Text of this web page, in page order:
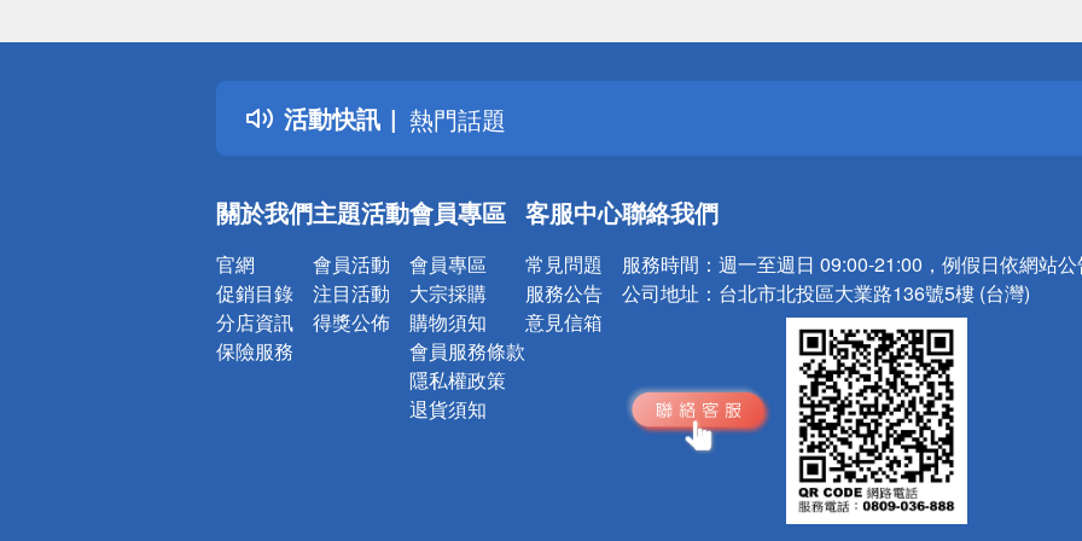
活動快訊
詐騙網頁！請小心！
得獎公告
熱門話題
銀行優惠
詐騙網頁！請小心！
關於我們
官網
促銷目錄
分店資訊
保險服務
主題活動
會員活動
注目活動
得獎公佈
會員專區
會員專區
大宗採購
購物須知
會員服務條款
隱私權政策
退貨須知
客服中心
常見問題
服務公告
意見信箱
聯絡我們
服務時間： 週一至週日 09:00-21:00，例假日依網站
公司地址： 台北市北投區大業路136號5樓 (台灣)